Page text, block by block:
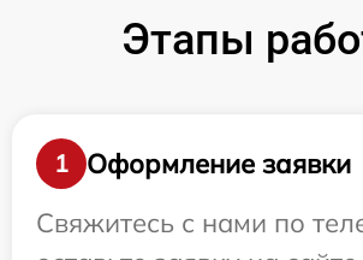
Этапы
1
Оформление заявки
Свяжитесь с нами по